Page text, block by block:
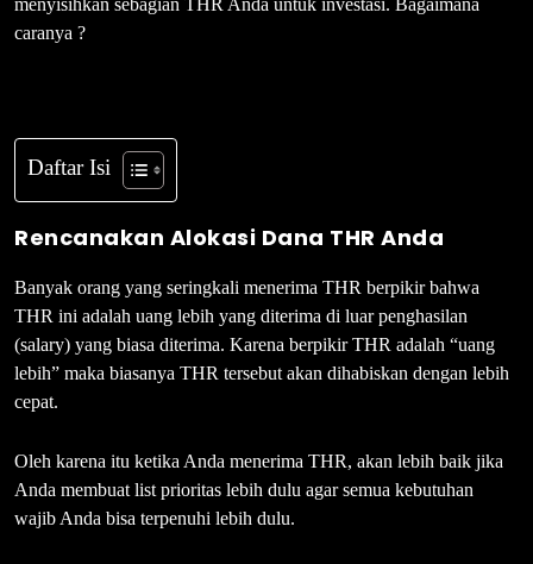
menyisihkan sebagian THR Anda untuk investasi. Bagaimana
caranya ?
Daftar Isi
Rencanakan Alokasi Dana THR Anda
Banyak orang yang seringkali menerima THR berpikir bahwa
THR ini adalah uang lebih yang diterima di luar penghasilan
(salary) yang biasa diterima. Karena berpikir THR adalah “uang
lebih” maka biasanya THR tersebut akan dihabiskan dengan lebih
cepat.
Oleh karena itu ketika Anda menerima THR, akan lebih baik jika
Anda membuat list prioritas lebih dulu agar semua kebutuhan
wajib Anda bisa terpenuhi lebih dulu.